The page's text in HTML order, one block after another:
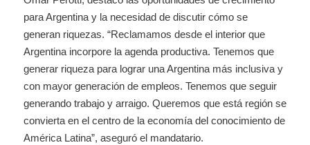
para Argentina y la necesidad de discutir cómo se
generan riquezas. “Reclamamos desde el interior que
Argentina incorpore la agenda productiva. Tenemos que
generar riqueza para lograr una Argentina más inclusiva y
con mayor generación de empleos. Tenemos que seguir
generando trabajo y arraigo. Queremos que está región se
convierta en el centro de la economía del conocimiento de
América Latina”, aseguró el mandatario.